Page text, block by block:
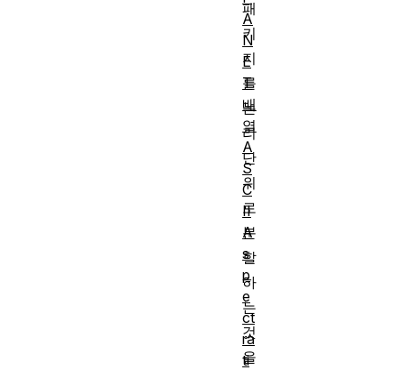
패
키
지
를
논
리
단
위
로
분
할
하
는
것
을
A
N
E
T
배
열
A
S
C
II
A
s
p
e
ct
ra
ti